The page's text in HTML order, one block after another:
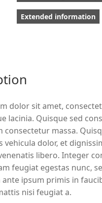
Extended information
dolor sit amet,
lacinia. Quisque sed
consectetur massa.
vehicula dolor, et
libero. Integer
feugiat egestas nunc,
ipsum primis in
nisi feugiat a.